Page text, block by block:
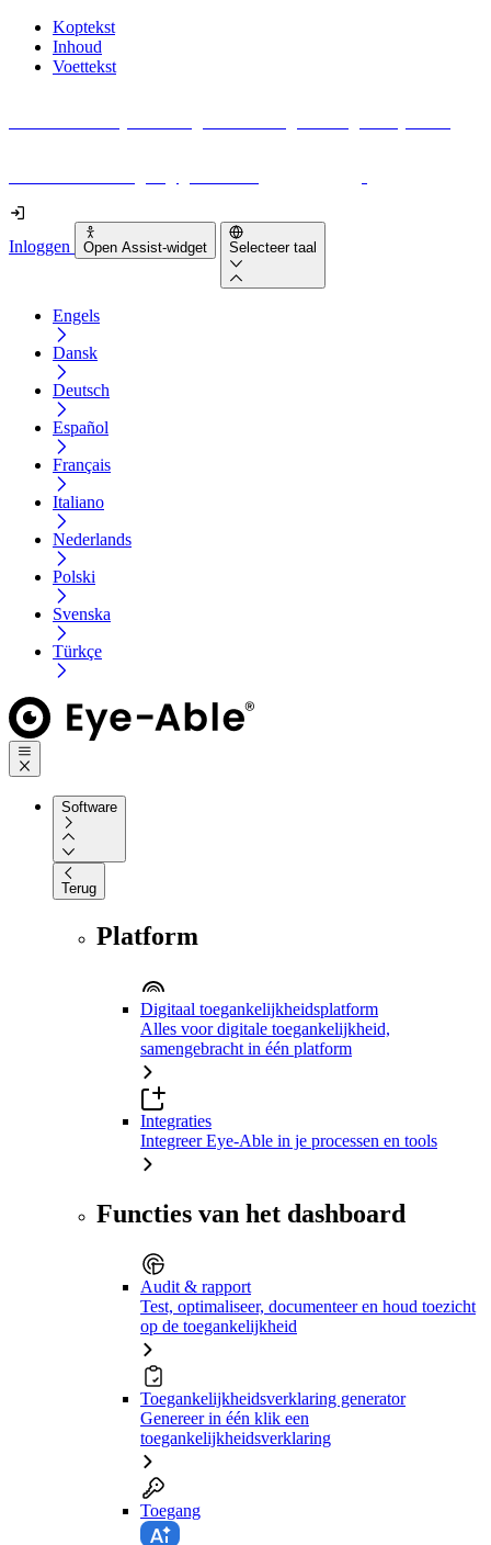
Koptekst
Inhoud
Voettekst
Inloggen Open Assist-widget Selecteer taal
Engels
Dansk
Deutsch
Español
Français
Italiano
Nederlands
Polski
Svenska
Türkçe
Software
Terug
Platform
Digitaal toegankelijkheidsplatform
Alles voor digitale toegankelijkheid,
samengebracht in één platform
Integraties
Integreer Eye-Able in je processen en tools
Functies van het dashboard
Audit & rapport
Test, optimaliseer, documenteer en houd toezicht
op de toegankelijkheid
Toegankelijkheidsverklaring generator
Genereer in één klik een
toegankelijkheidsverklaring
Toegang